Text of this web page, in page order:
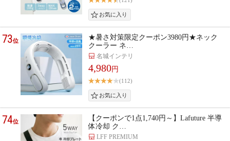
73位
★暑さ対策限定クーポン3980円★ネック
クーラー ネ…
名城インテリ
4,980円
(112)
74位
【クーポンで1点1,740円～】Lafuture 半導
体冷却 ク…
LFF PREMIUM